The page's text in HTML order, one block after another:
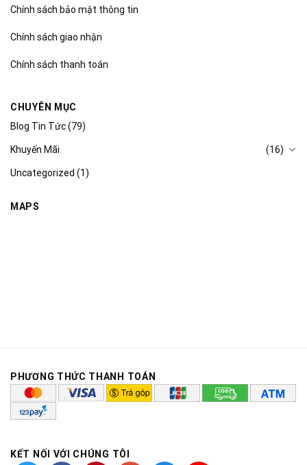
Chính sách bảo mật thông tin
Chính sách giao nhận
Chính sách thanh toán
CHUYÊN MỤC
Blog Tin Tức(79)
Khuyến Mãi (16)
Uncategorized (1)
MAPS
PHƯƠNG THỨC THANH TOÁN
KẾT NỐI VỚI CHÚNG TÔI